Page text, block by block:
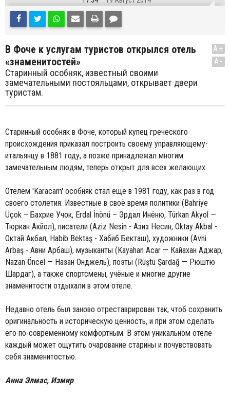
В Фоче к услугам туристов открылся отель
«знаменитостей»
Старинный особняк, известный своими
замечательными постояльцами, открывает двери
туристам.
A+
A-
Старинный особняк в Фоче, который купец греческого
происхождения приказал построить своему управляющему-
итальянцу в 1881 году, а позже принадлежал многим
замечательным людям, теперь открыт для всех желающих.
Отелем 'Karacam' особняк стал еще в 1981 году, как раз в год
своего столетия. Известные в своё время политики (Bahriye
Üçok – Бахрие Учок, Erdal İnönü – Эрдал Инёню, Türkan Akyol —
Тюркан Акйол), писатели (Aziz Nesin - Азиз Несин, Oktay Akbal -
Октай Акбал, Habib Bektaş - Хабиб Бекташ), художники (Avni
Arbaş - Авни Арбаш), музыканты (Kayahan Acar — Кайахан Аджар,
Nazan Öncel — Назан Онджель), поэты (Rüştü Şardağ — Рюштю
Шардаг), а также спортсмены, учёные и многие другие
знаменитости отдыхали в этом отеле.
Недавно отель был заново отреставрирован так, чтоб сохранить
оригинальность и историческую ценность, и при этом сделать
его по-современному комфортным. В этом уникальном отеле
каждый может ощутить очарование старины и почувствовать
себя знаменитостью.
Анна Элмас, Измир